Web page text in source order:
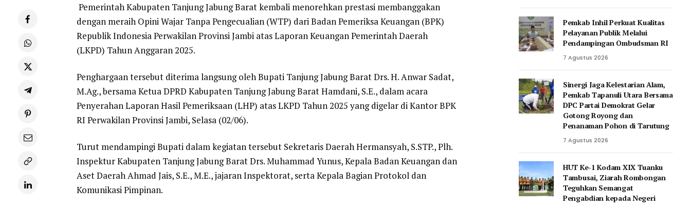
Pemerintah Kabupaten Tanjung Jabung Barat kembali menorehkan prestasi membanggakan
dengan meraih Opini Wajar Tanpa Pengecualian (WTP) dari Badan Pemeriksa Keuangan (BPK)
Republik Indonesia Perwakilan Provinsi Jambi atas Laporan Keuangan Pemerintah Daerah
(LKPD) Tahun Anggaran 2025.
Penghargaan tersebut diterima langsung oleh Bupati Tanjung Jabung Barat Drs. H. Anwar Sadat,
M.Ag., bersama Ketua DPRD Kabupaten Tanjung Jabung Barat Hamdani, S.E., dalam acara
Penyerahan Laporan Hasil Pemeriksaan (LHP) atas LKPD Tahun 2025 yang digelar di Kantor BPK
RI Perwakilan Provinsi Jambi, Selasa (02/06).
Turut mendampingi Bupati dalam kegiatan tersebut Sekretaris Daerah Hermansyah, S.STP., Plh.
Inspektur Kabupaten Tanjung Jabung Barat Drs. Muhammad Yunus, Kepala Badan Keuangan dan
Aset Daerah Ahmad Jais, S.E., M.E., jajaran Inspektorat, serta Kepala Bagian Protokol dan
Komunikasi Pimpinan.
Pemkab Inhil Perkuat Kualitas
Pelayanan Publik Melalui
Pendampingan Ombudsman RI
7 Agustus 2026
‎Sinergi Jaga Kelestarian Alam,
Pemkab Tapanuli Utara Bersama
DPC Partai Demokrat Gelar
Gotong Royong dan
Penanaman Pohon di Tarutung
7 Agustus 2026
HUT Ke-1 Kodam XIX Tuanku
Tambusai, Ziarah Rombongan
Teguhkan Semangat
Pengabdian kepada Negeri